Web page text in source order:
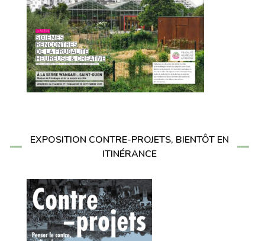
EXPOSITION CONTRE-PROJETS, BIENTÔT EN
ITINÉRANCE